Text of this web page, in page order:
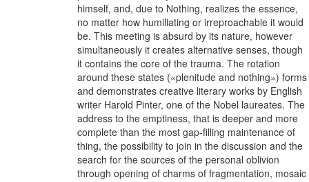
himself, and, due to Nothing, realizes the essence,
no matter how humiliating or irreproachable it would
be. This meeting is absurd by its nature, however
simultaneously it creates alternative senses, though
it contains the core of the trauma. The rotation
around these states («plenitude and nothing») forms
and demonstrates creative literary works by English
writer Harold Pinter, one of the Nobel laureates. The
address to the emptiness, that is deeper and more
complete than the most gap-filling maintenance of
thing, the possibility to join in the discussion and the
search for the sources of the personal oblivion
through opening of charms of fragmentation, mosaic